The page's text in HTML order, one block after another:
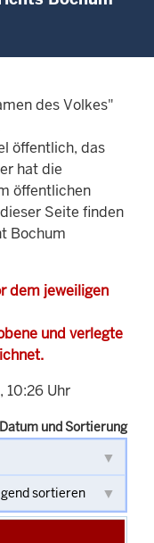
des Volkes"
öffentlich, das
hat die
öffentlichen
Seite finden
Bochum
dem jeweiligen
und verlegte
10:26 Uhr
Datum und Sortierung